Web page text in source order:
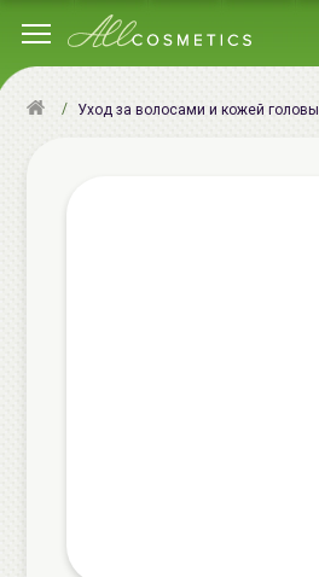
Уход за волосами и кожей головы